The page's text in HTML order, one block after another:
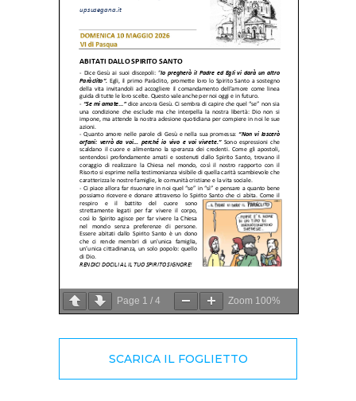
Page 1 / 4 Zoom 100%
SCARICA IL FOGLIETTO